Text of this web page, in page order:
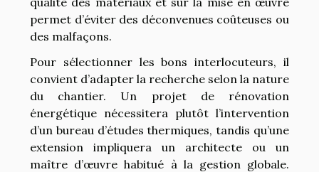
permet d’éviter des déconvenues coûteuses ou
des malfaçons.
Pour sélectionner les bons interlocuteurs, il
convient d’adapter la recherche selon la nature
du chantier. Un projet de rénovation
énergétique nécessitera plutôt l’intervention
d’un bureau d’études thermiques, tandis qu’une
extension impliquera un architecte ou un
maître d’œuvre habitué à la gestion globale.